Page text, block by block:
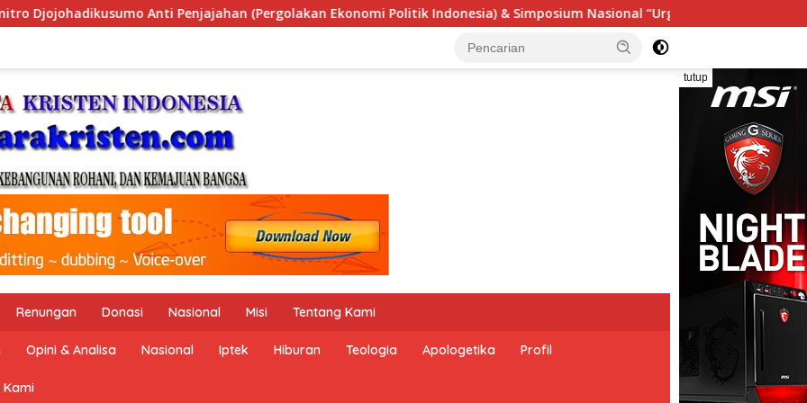
Ekonomi Politik Indonesia) & Simposium Nasional “Urgensi Undang-Undang Perekonomian Nasional dan
tutup
Renungan Donasi Nasional Misi Tentang Kami
Opini & Analisa Nasional Iptek Hiburan Teologia Apologetika Profil
Kami